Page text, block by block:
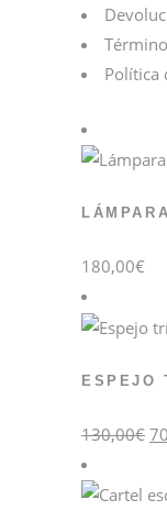
Política
180,00€
ESPEJO
130,00€ El